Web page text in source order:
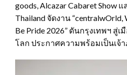
goods, Alcazar Cabaret Show
Thailand จัดงาน “centralwOrld,
Be Pride 2026” ดันกรุงเทพฯ สู่เ
โลก ประกาศความพร้อมเป็นเจ้